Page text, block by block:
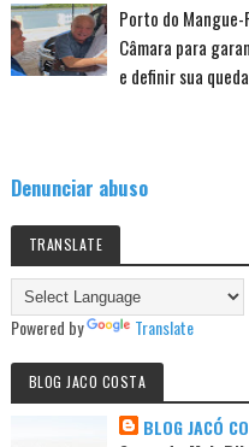
Porto do
Câmara para
e definir sua queda
Denunciar abuso
TRANSLATE
Powered by Translate
BLOG JACO COSTA
BLOG JACÓ